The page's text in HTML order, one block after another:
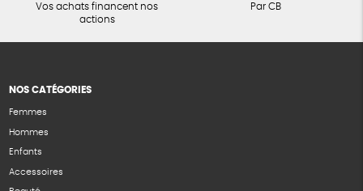
Vos achats financent nos
actions
Par CB
NOS CATÉGORIES
Femmes
Hommes
Enfants
Accessoires